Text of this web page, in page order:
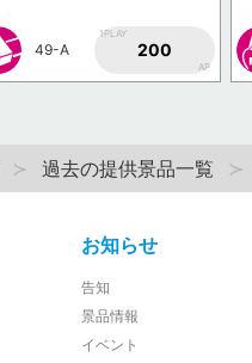
49-A
1PLAY
200
AP
過去の提供景品一覧
お知らせ
告知
景品情報
イベント